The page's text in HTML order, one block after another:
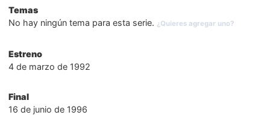
Temas
No hay ningún tema para esta serie. ¿Quieres agregar uno?
Estreno
4 de marzo de 1992
Final
16 de junio de 1996